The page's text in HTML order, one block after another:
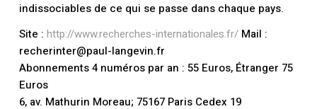
indissociables de ce qui se passe dans chaque pays.
Site : http://www.recherches-internationales.fr/ Mail :
recherinter@paul-langevin.fr
Abonnements 4 numéros par an : 55 Euros, Étranger 75
Euros
6, av. Mathurin Moreau; 75167 Paris Cedex 19